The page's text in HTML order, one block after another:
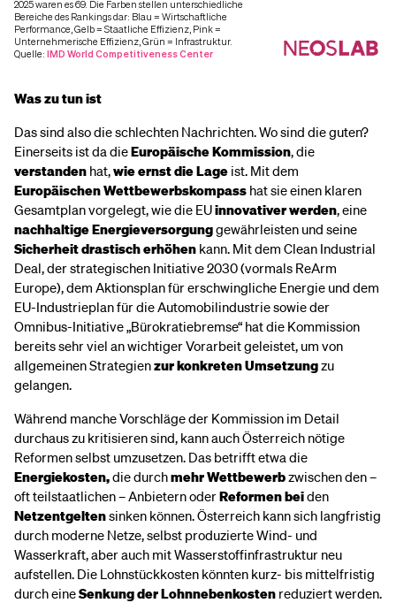
Was zu tun ist
Das sind also die schlechten Nachrichten. Wo sind die guten?
Einerseits ist da dieEuropäische Kommission, die
verstanden hat,wie ernst die Lage ist. Mit dem
Europäischen Wettbewerbskompass hat sie einen klaren
Gesamtplan vorgelegt, wie die EUinnovativer werden, eine
nachhaltige Energieversorgunggewährleisten und seine
Sicherheit drastisch erhöhen kann. Mit dem Clean Industrial
Deal, der strategischen Initiative 2030 (vormals ReArm
Europe), dem Aktionsplan für erschwingliche Energie und dem
EU-Industrieplan für die Automobilindustrie sowie der
Omnibus-Initiative „Bürokratiebremse“ hat die Kommission
bereits sehr viel an wichtiger Vorarbeit geleistet, um von
allgemeinen Strategienzur konkreten Umsetzungzu
gelangen.
Während manche Vorschläge der Kommission im Detail
durchaus zu kritisieren sind, kann auch Österreich nötige
Reformen selbst umzusetzen. Das betrifft etwa die
Energiekosten,die durchmehr Wettbewerbzwischen den –
oft teilstaatlichen – Anbietern oderReformen beiden
Netzentgeltensinken können. Österreich kann sich langfristig
durch moderne Netze, selbst produzierte Wind- und
Wasserkraft, aber auch mit Wasserstoffinfrastruktur neu
aufstellen. Die Lohnstückkosten könnten kurz- bis mittelfristig
durch eineSenkung der Lohnnebenkosten reduziert werden.